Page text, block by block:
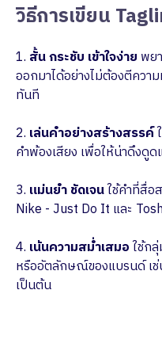
วิธีการเขียน
1. สั้น กระชับ เข้าใจง่าย พย
ออกมาได้อย่างไม่ต้องตีควา
ทันที
2. เล่นคำอย่างสร้างสรรค์
คำพ้องเสียง เพื่อให้น่าดึงดูด
3. แม่นยำ ชัดเจนใช้คำที่สื่อ
Nike - Just Do It และ
4. เน้นความสม่ำเสมอใช้ก
หรืออัตลักษณ์ของแบรนด์ เ
เป็นต้น